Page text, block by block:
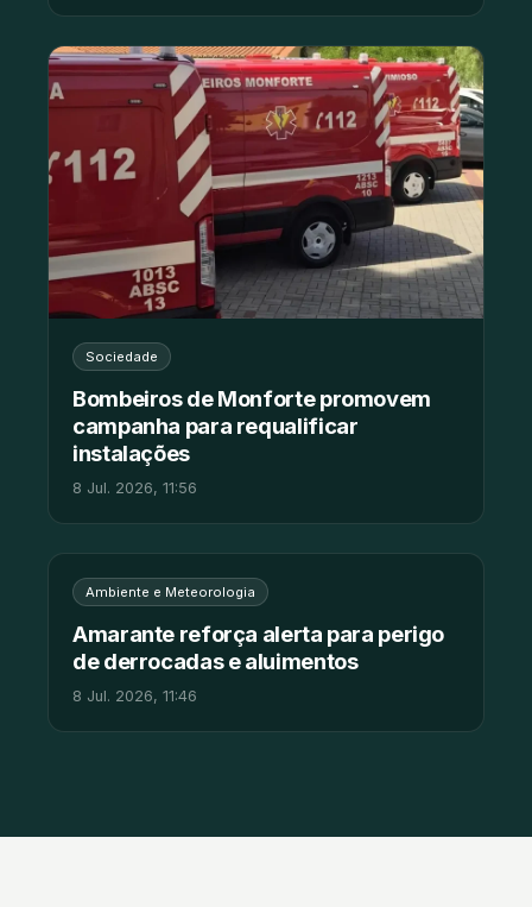
Sociedade
Bombeiros de Monforte promovem
campanha para requalificar
instalações
8 Jul. 2026, 11:56
Ambiente e Meteorologia
Amarante reforça alerta para perigo
de derrocadas e aluimentos
8 Jul. 2026, 11:46